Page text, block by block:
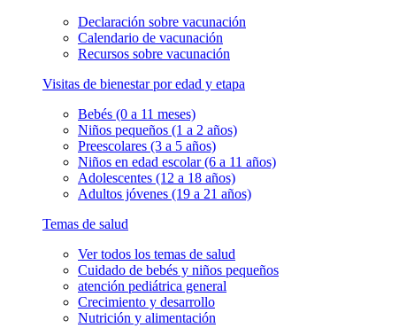
Declaración sobre vacunación
Calendario de vacunación
Recursos sobre vacunación
Visitas de bienestar por edad y etapa
Bebés (0 a 11 meses)
Niños pequeños (1 a 2 años)
Preescolares (3 a 5 años)
Niños en edad escolar (6 a 11 años)
Adolescentes (12 a 18 años)
Adultos jóvenes (19 a 21 años)
Temas de salud
Ver todos los temas de salud
Cuidado de bebés y niños pequeños
atención pediátrica general
Crecimiento y desarrollo
Nutrición y alimentación